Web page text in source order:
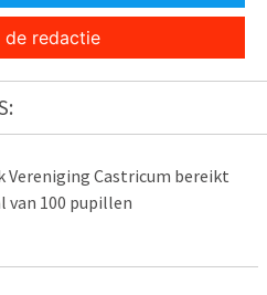
de redactie
Vereniging Castricum bereikt
van 100 pupillen